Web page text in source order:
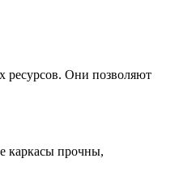
ресурсов. Они позволяют
каркасы прочны,